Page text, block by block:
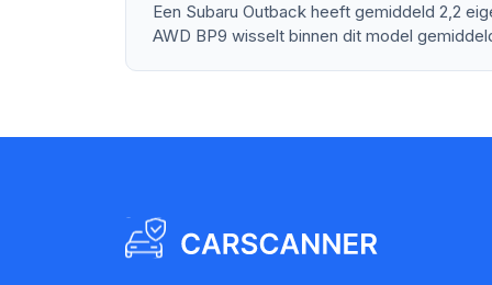
Een Subaru Outback heeft gemiddeld 2,2
AWD BP9 wisselt binnen dit model